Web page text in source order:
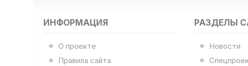
ИНФОРМАЦИЯ
О проекте
Правила сайта
РАЗДЕЛЫ
Новости